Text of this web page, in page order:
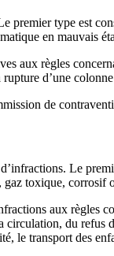
contraventions
en
matière ?
premier type est
en mauvais
aux règles
d’une
de
Le
gaz toxique,
aux règles
circulation, du refus
le transport des